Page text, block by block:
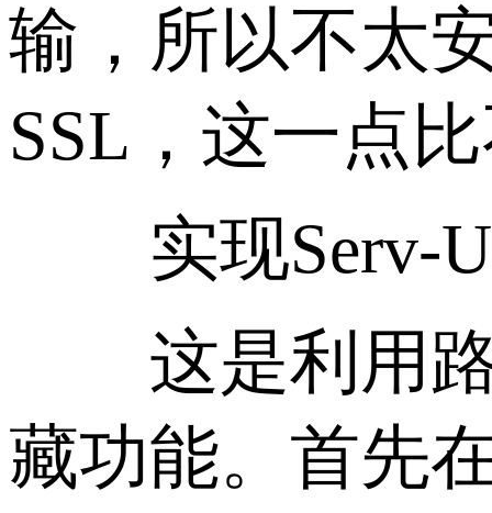
输，所以不太
SSL，这一点
实现Serv-U
这是利用路
藏功能。首先